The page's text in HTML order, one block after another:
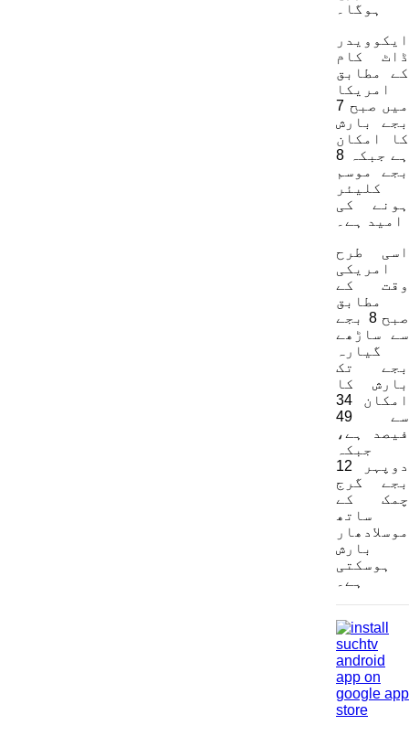
ہوگا۔
ایکوویدر
ڈاٹ کام
کے مطابق
امریکا
میں صبح 7
بجے بارش
کا امکان
ہے جبکہ 8
بجے موسم
کلیئر
ہونے کی
امید ہے۔
اسی طرح
امریکی
وقت کے
مطابق
صبح 8 بجے
سے ساڑھے
گیارہ
بجے تک
بارش کا
امکان 34
سے 49
فیصد ہے،
جبکہ
دوپہر 12
بجے گرج
چمک کے
ساتھ
موسلادھار
بارش
ہوسکتی
ہے۔